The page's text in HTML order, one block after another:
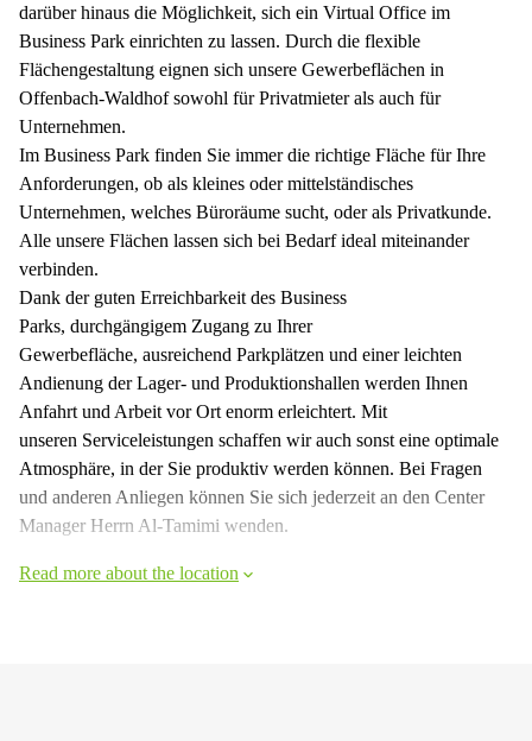
darüber hinaus die Möglichkeit, sich ein Virtual Office im
Business Park einrichten zu lassen. Durch die flexible
Flächengestaltung eignen sich unsere Gewerbeflächen in
Offenbach-Waldhof sowohl für Privatmieter als auch für
Unternehmen.
Im Business Park finden Sie immer die richtige Fläche für Ihre
Anforderungen, ob als kleines oder mittelständisches
Unternehmen, welches Büroräume sucht, oder als Privatkunde.
Alle unsere Flächen lassen sich bei Bedarf ideal miteinander
verbinden.
Dank der guten Erreichbarkeit des Business
Parks, durchgängigem Zugang zu Ihrer
Gewerbefläche, ausreichend Parkplätzen und einer leichten
Andienung der Lager- und Produktionshallen werden Ihnen
Anfahrt und Arbeit vor Ort enorm erleichtert. Mit
unseren Serviceleistungen schaffen wir auch sonst eine optimale
Atmosphäre, in der Sie produktiv werden können. Bei Fragen
und anderen Anliegen können Sie sich jederzeit an den Center
Manager Herrn Al-Tamimi wenden.
Read more about the location